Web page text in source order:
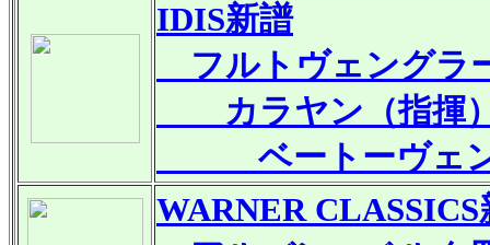
IDIS新譜
フルトヴェングラ
カラヤン（指揮）
ベートーヴェン
WARNER CLASSICS